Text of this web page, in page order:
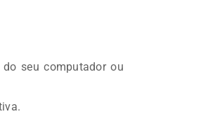
seu computador ou